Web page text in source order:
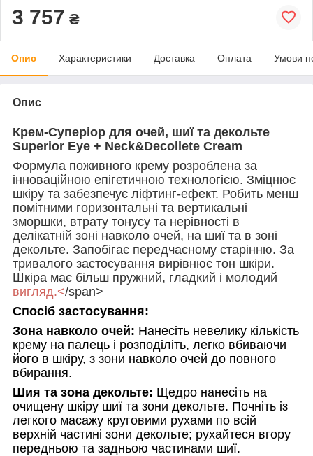
3 757 ₴
Опис Характеристики Доставка Оплата Умови
Опис
Крем-Суперіор для очей, шиї та декольте
Superior Eye + Neck&Decollete Cream
Формула поживного крему розроблена за
інноваційною епігетичною технологією. Зміцнює
шкіру та забезпечує ліфтинг-ефект. Робить менш
помітними горизонтальні та вертикальні
зморшки, втрату тонусу та нерівності в
делікатній зоні навколо очей, на шиї та в зоні
декольте. Запобігає передчасному старінню. За
тривалого застосування вирівнює тон шкіри.
Шкіра має більш пружний, гладкий і молодий
вигляд.</span>
Спосіб застосування:
Зона навколо очей: Нанесіть невелику кількість
крему на палець і розподіліть, легко вбиваючи
його в шкіру, з зони навколо очей до повного
вбирання.
Шия та зона декольте: Щедро нанесіть на
очищену шкіру шиї та зони декольте. Почніть із
легкого масажу круговими рухами по всій
верхній частині зони декольте; рухайтеся вгору
передньою та задньою частинами шиї.